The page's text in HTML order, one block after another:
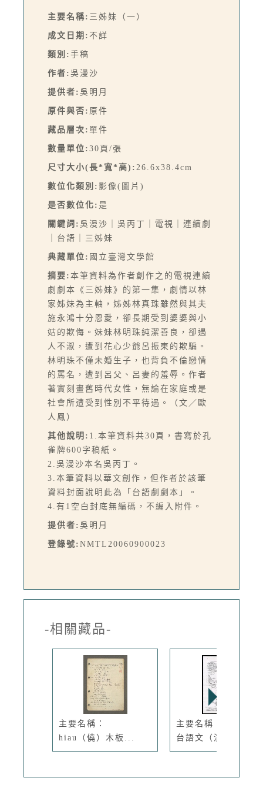
主要名稱: 三姊妹（一）
成文日期: 不詳
類別: 手稿
作者: 吳漫沙
提供者: 吳明月
原件與否: 原件
藏品層次: 單件
數量單位: 30頁/張
尺寸大小(長*寬*高): 26.6x38.4cm
數位化類別: 影像(圖片)
是否數位化: 是
關鍵詞: 吳漫沙｜吳丙丁｜電視｜連續劇
｜台語｜三姊妹
典藏單位: 國立臺灣文學館
摘要: 本筆資料為作者創作之的電視連續
劇劇本《三姊妹》的第一集，劇情以林
家姊妹為主軸，姊姊林真珠雖然與其夫
施永鴻十分恩愛，卻長期受到婆婆與小
姑的欺侮。妹妹林明珠純潔善良，卻遇
人不淑，遭到花心少爺呂振東的欺騙。
林明珠不僅未婚生子，也背負不倫戀情
的罵名，遭到呂父、呂妻的羞辱。作者
著實刻畫舊時代女性，無論在家庭或是
社會所遭受到性別不平待遇。（文／歐
人鳳）
其他說明: 1.本筆資料共30頁，書寫於孔
雀牌600字稿紙。
2.吳漫沙本名吳丙丁。
3.本筆資料以華文創作，但作者於該筆
資料封面說明此為「台語劇劇本」。
4.有1空白封底無編碼，不編入附件。
提供者: 吳明月
登錄號: NMTL20060900023
-相關藏品-
主要名稱：
hiau（僥）木板...
主要名稱：怎樣研究
台語文（演...